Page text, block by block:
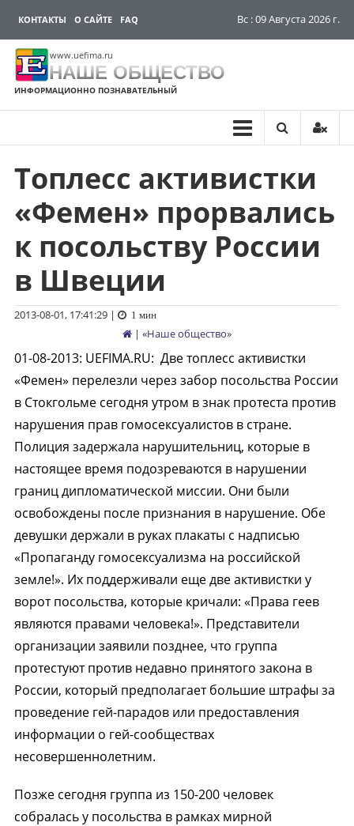
КОНТАКТЫ О САЙТЕ FAQ Вс : 09 Августа 2026 г.
www.uefima.ru
НАШЕ ОБЩЕСТВО
ИНФОРМАЦИОННО ПОЗНАВАТЕЛЬНЫЙ
Перейти
содержимому
Топлесс активистки
«Фемен» прорвались
к посольству России
в Швеции
2013-08-01, 17:41:29| 1 мин
| «Наше общество»
01-08-2013: UEFIMA.RU: Две топлесс активистки
«Фемен» перелезли через забор посольства России
в Стокгольме сегодня утром в знак протеста против
нарушения прав гомосексуалистов в стране.
Полиция задержала нарушительниц, которые в
настоящее время подозреваются в нарушении
границ дипломатической миссии. Они были
освобождены после признания в нарушение. Обе
девушки держали в руках плакаты с надписью
«Пропаганду гомосексуализма на российской
земле!». Их поддерживали еще две активистки у
ворот посольства, которые кричали: «Права геев
являются правами человека!». Представители
организации заявили позднее, что группа
протестуют против недавно принятого закона в
России, который предполагает большие штрафы за
проведение гей-парадов или предоставления
информации о гей-сообществах
несовершеннолетним.
Позже сегодня группа из 150-200 человек
собралась у посольства в рамках мирной